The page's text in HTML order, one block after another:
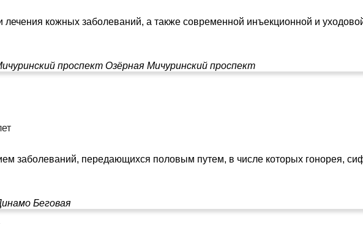
лечения кожных заболеваний, а также современной инъекционной и
проспект Озёрная Мичуринский проспект
заболеваний, передающихся половым путем, в числе которых гонорея,
Беговая